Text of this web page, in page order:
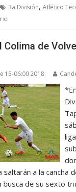
3a División,Atlético
Colima de
15-06:00 2018
saltarán a la cancha
busca de su sexto